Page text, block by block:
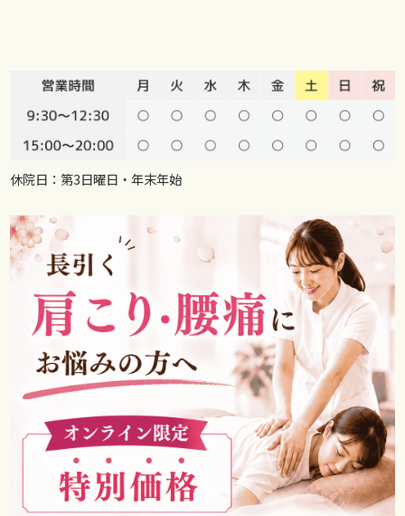
休院日：第3日曜日・年末年始